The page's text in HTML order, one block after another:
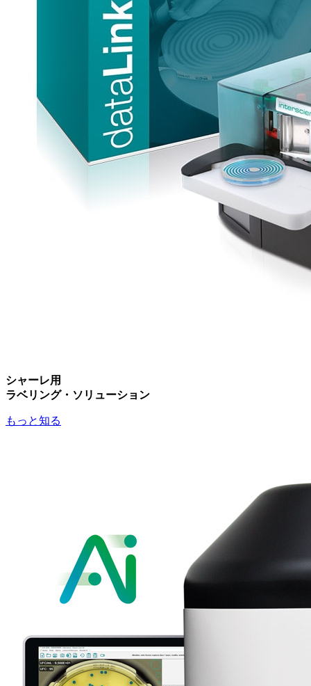
シャーレ用
ラベリング・ソリューション
もっと知る